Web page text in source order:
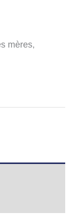
mères,